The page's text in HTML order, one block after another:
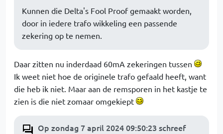
Kunnen die Delta's Fool Proof gemaakt worden,
door in iedere trafo wikkeling een passende
zekering op te nemen.
Daar zitten nu inderdaad 60mA zekeringen tussen
Ik weet niet hoe de originele trafo gefaald heeft, want
die heb ik niet. Maar aan de remsporen in het kastje te
zien is die niet zomaar omgekiept
Op zondag 7 april 2024 09:50:23 schreef